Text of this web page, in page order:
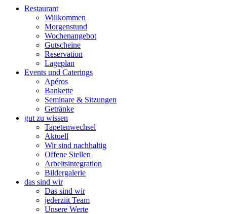
Restaurant
Willkommen
Morgenstund
Wochenangebot
Gutscheine
Reservation
Lageplan
Events und Caterings
Apéros
Bankette
Seminare & Sitzungen
Getränke
gut zu wissen
Tapetenwechsel
Aktuell
Wir sind nachhaltig
Offene Stellen
Arbeitsintegration
Bildergalerie
das sind wir
Das sind wir
jederziit Team
Unsere Werte